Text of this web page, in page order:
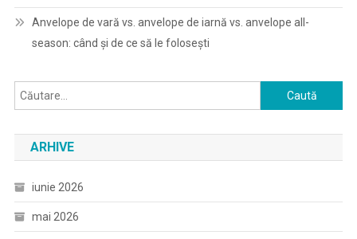
Anvelope de vară vs. anvelope de iarnă vs. anvelope all-
season: când și de ce să le folosești
Caută
după:
ARHIVE
iunie 2026
mai 2026